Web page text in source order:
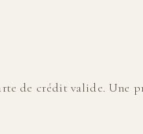
de crédit valide. Une